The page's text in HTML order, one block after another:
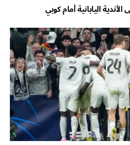
اليابانية أمام كوبي